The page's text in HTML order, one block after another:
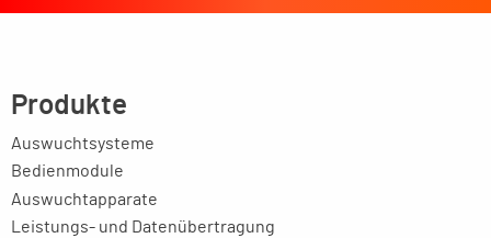
Produkte
Auswuchtsysteme
Bedienmodule
Auswuchtapparate
Leistungs- und Datenübertragung